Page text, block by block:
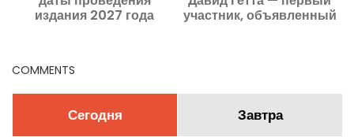
издания 2027 года
участник, объявленный
COMMENTS
Сегодня Завтра